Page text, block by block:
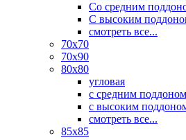
Со средним
С высоким
смотреть все...
70х70
70х90
80х80
угловая
с средним поддоном
с высоким
смотреть все...
85х85